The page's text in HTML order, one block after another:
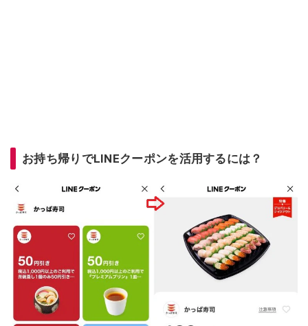
お持ち帰りでLINEクーポンを活用するには？